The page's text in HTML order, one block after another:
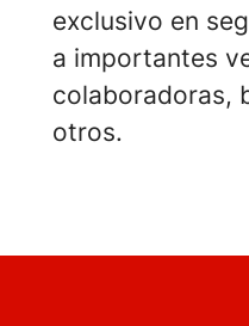
exclusivo en
a importantes
colaboradoras,
otros.